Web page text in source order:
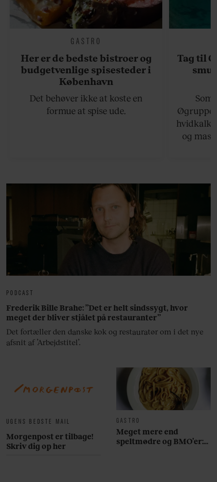
GASTRO
Her er de bedste bistroer og
budgetvenlige spisesteder i
København
Det behøver ikke at koste en
formue at spise ude.
Tag til
og
UGENS BEDSTE MAIL
Morgenpost er tilbage!
Skriv dig op her
GASTRO
Meget mere end
speltmødre og BMO’er:
PODCAST
Frederik Bille Brahe: ”Det er helt sindssygt, hvor
meget der bliver stjålet på restauranter”
Det fortæller den danske kok og restauratør om i det nye
afsnit af ’Arbejdstitel’.